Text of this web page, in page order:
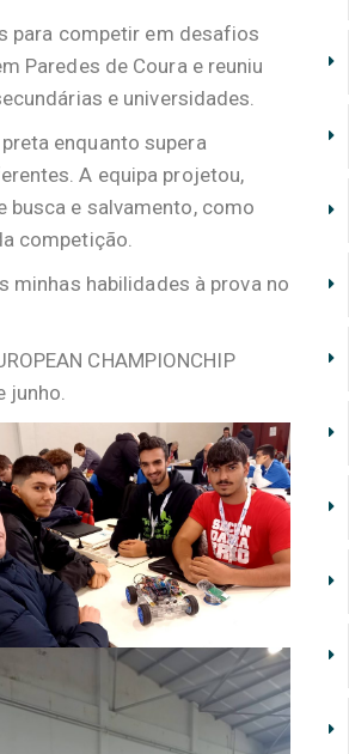
para competir em desafios
Paredes de Coura e reuniu
e universidades.
enquanto supera
A equipa projetou,
e salvamento, como
competição.
minhas habilidades à prova no
CHAMPIONCHIP
junho.